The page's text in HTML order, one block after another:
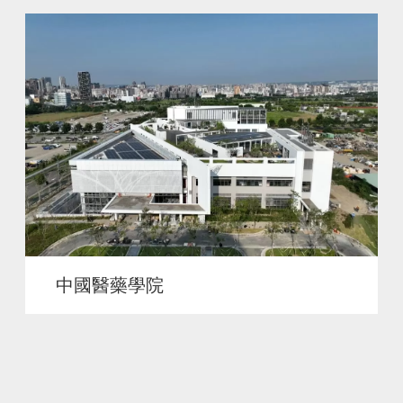
中國醫藥學院